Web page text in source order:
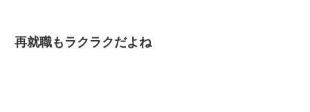
再就職もラクラクだよね